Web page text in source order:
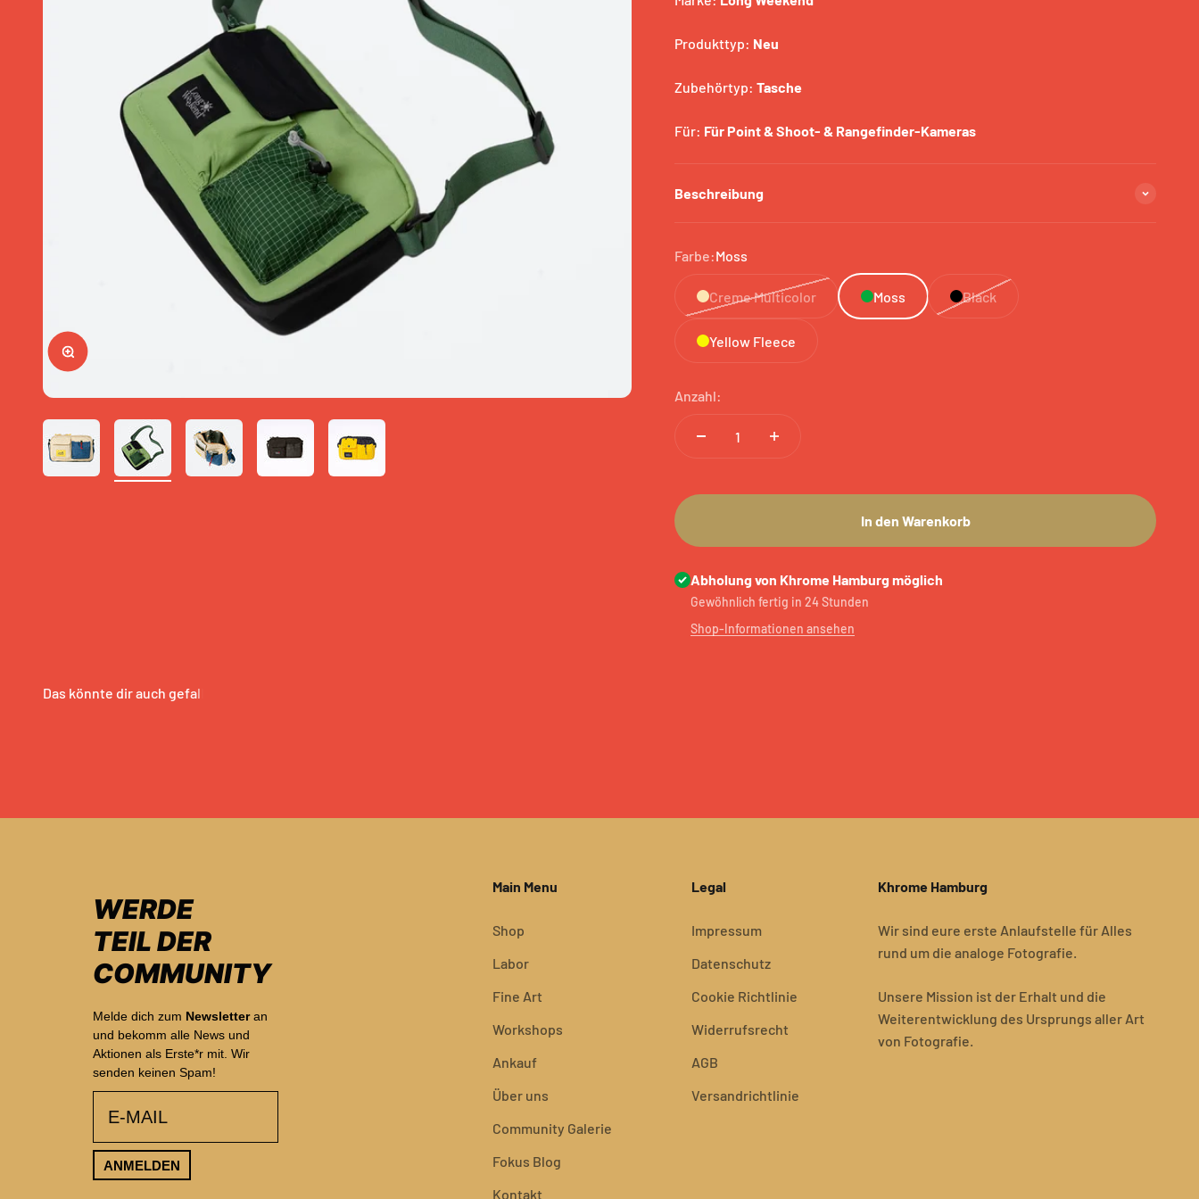
Bild vergrößern
Produkttyp: Neu
Zubehörtyp: Tasche
Für: Für Point & Shoot- & Rangefinder-Kameras
Beschreibung
Farbe:Moss
Creme Multicolor Moss Black
Yellow Fleece
Anzahl:
In den Warenkorb
Abholung von Khrome Hamburg möglich
Gewöhnlich fertig in 24 Stunden
Shop-Informationen ansehen
WERDE
TEIL DER
COMMUNITY
Melde dich zum Newsletteran
und bekomm alle News und
Aktionen als Erste*r mit. Wir
senden keinen Spam!
ANMELDEN
Main Menu
Shop
Labor
Fine Art
Workshops
Ankauf
Über uns
Community Galerie
Fokus Blog
Kontakt
Legal
Impressum
Datenschutz
Cookie Richtlinie
Widerrufsrecht
AGB
Versandrichtlinie
Khrome Hamburg
Wir sind eure erste Anlaufstelle für Alles
rund um die analoge Fotografie.
Unsere Mission ist der Erhalt und die
Weiterentwicklung des Ursprungs aller Art
von Fotografie.